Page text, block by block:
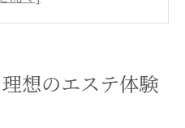
草橋エステ活用方法
想のエステ体験